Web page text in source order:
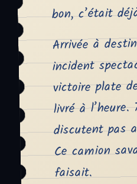
bon, c’était
Arrivée à
incident
victoire plate
livré à l’heure.
discutent pas
Ce camion
faisait.